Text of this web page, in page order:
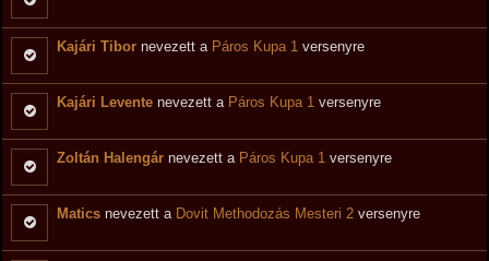
Kajári Tibor nevezett a Páros Kupa 1 versenyre
Kajári Levente nevezett a Páros Kupa 1 versenyre
Zoltán Halengár nevezett a Páros Kupa 1 versenyre
Matics nevezett a Dovit Methodozás Mesteri 2 versenyre